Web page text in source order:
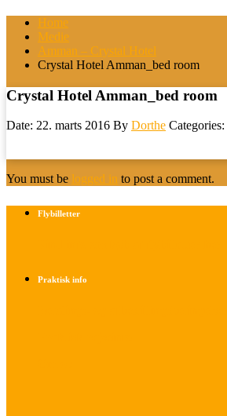
Home
Medie
Amman – Crystal Hotel
Crystal Hotel Amman_bed room
Crystal Hotel Amman_bed room
Date: 22. marts 2016 By Dorthe Categories:
You must be logged in to post a comment.
Flybilletter
Praktisk info